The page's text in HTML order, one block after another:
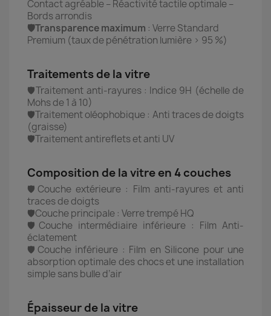
Contact agréable – Réactivité tactile optimale –
Bords arrondis
🛡️Transparence maximum : Verre Standard
Premium (taux de pénétration lumière > 95 %)
Traitements de la vitre
🛡️Traitement anti-rayures : Indice 9H (échelle de
Mohs de 1 à 10)
🛡️Traitement oléophobique : Anti traces de doigts
(graisse)
🛡️Traitement antireflets et anti UV
Composition de la vitre en 4 couches
🛡️Couche extérieure : Film anti-rayures et anti
traces de doigts
🛡️Couche principale : Verre trempé HQ
🛡️Couche intermédiaire inférieure : Film Anti-
éclatement
🛡️Couche inférieure : Film en Silicone pour une
absorption optimale des chocs et une installation
simple sans bulle d’air
Épaisseur de la vitre